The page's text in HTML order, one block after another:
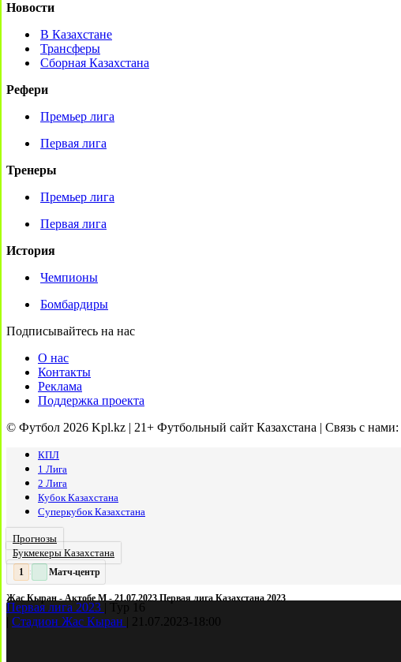
Новости
В Казахстане
Трансферы
Сборная Казахстана
Рефери
Премьер лига
Первая лига
Тренеры
Премьер лига
Первая лига
История
Чемпионы
Бомбардиры
Подписывайтесь на нас
О нас
Контакты
Реклама
Поддержка проекта
© Футбол 2026 Kpl.kz | 21+ Футбольный сайт Казахстана | Связь с нами:
КПЛ
1 Лига
2 Лига
Кубок Казахстана
Суперкубок Казахстана
Прогнозы
Букмекеры Казахстана
2 : Матч-центр
Жас Кыран - Актобе М - 21.07.2023 Первая лига Казахстана 2023
Первая лига 2023
Тур 16
Стадион Жас Кыран 21.07.2023- 18:00